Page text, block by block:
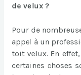
de velux ?
Pour de
appel à un
toit velux. En
certaines choses